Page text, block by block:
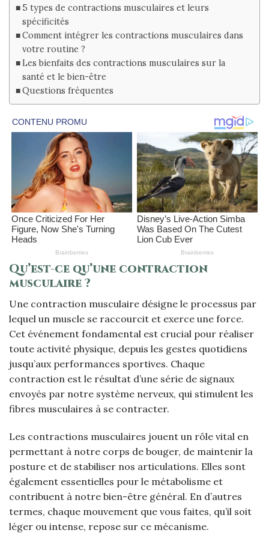
5 types de contractions musculaires et leurs
spécificités
Comment intégrer les contractions musculaires dans
votre routine ?
Les bienfaits des contractions musculaires sur la
santé et le bien-être
Questions fréquentes
Qu’est-ce qu’une contraction
musculaire ?
Une contraction musculaire désigne le processus par
lequel un muscle se raccourcit et exerce une force.
Cet événement fondamental est crucial pour réaliser
toute activité physique, depuis les gestes quotidiens
jusqu’aux performances sportives. Chaque
contraction est le résultat d’une série de signaux
envoyés par notre système nerveux, qui stimulent les
fibres musculaires à se contracter.
Les contractions musculaires jouent un rôle vital en
permettant à notre corps de bouger, de maintenir la
posture et de stabiliser nos articulations. Elles sont
également essentielles pour le métabolisme et
contribuent à notre bien-être général. En d’autres
termes, chaque mouvement que vous faites, qu’il soit
léger ou intense, repose sur ce mécanisme.